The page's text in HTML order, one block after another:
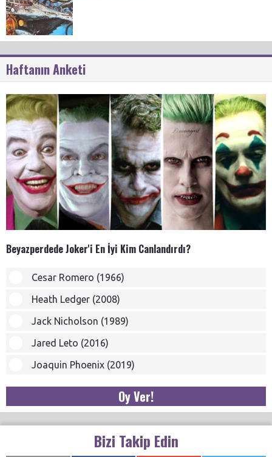
Haftanın Anketi
Beyazperdede Joker'i En İyi Kim Canlandırdı?
Cesar Romero (1966)
Heath Ledger (2008)
Jack Nicholson (1989)
Jared Leto (2016)
Joaquin Phoenix (2019)
Oy Ver!
Bizi Takip Edin